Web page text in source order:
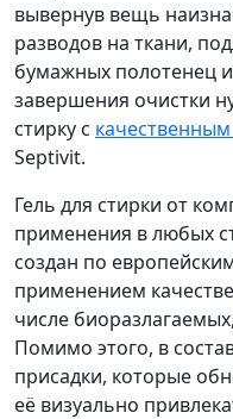
вывернув вещь
разводов на ткани,
бумажных полотенец
завершения очистки
стирку с
Septivit.
Гель для стирки от
применения в любых
создан по
применением
числе
Помимо этого, в
присадки, которые
её визуально